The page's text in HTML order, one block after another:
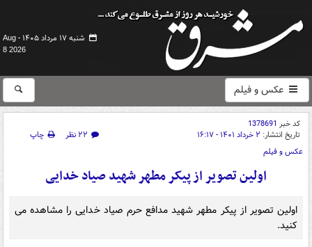
شنبه ۱۷ مرداد ۱۴۰۵ -
Aug
8 2026
عکس و فیلم
کد خبر 1378691
تاریخ انتشار: ۲ خرداد ۱۴۰۱ - ۱۶:۱۷ ۲۲ نظر
چاپ
عکس و فیلم
اولین تصویر از پیکر مطهر شهید صیاد خدایی
اولین تصویر از پیکر مطهر شهید مدافع حرم صیاد خدایی را مشاهده می
کنید.